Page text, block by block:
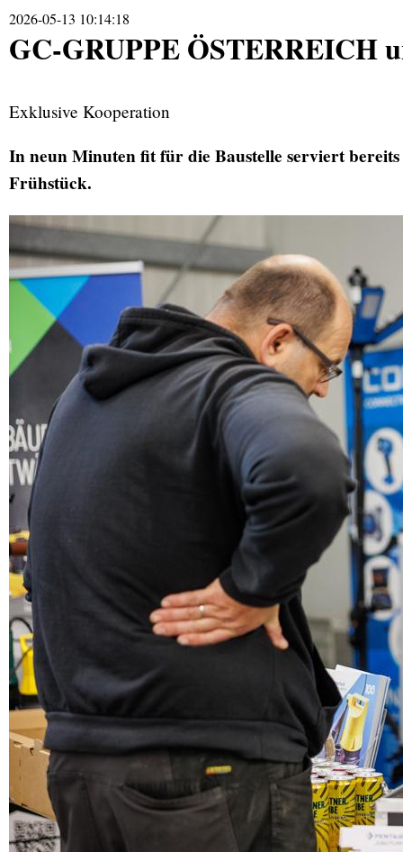
2026-05-13 10:14:18
GC-GRUPPE ÖSTERREICH
Exklusive Kooperation
In neun Minuten fit für die Baustelle serviert
Frühstück.